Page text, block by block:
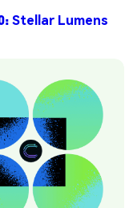
Stellar Lumens